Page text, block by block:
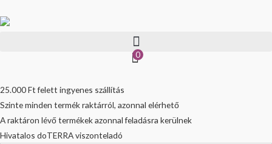
to
0
25.000 Ft felett ingyenes szállítás
Szinte minden termék raktárról, azonnal elérhető
A raktáron lévő termékek azonnal feladásra kerülnek
Hivatalos doTERRA viszonteladó